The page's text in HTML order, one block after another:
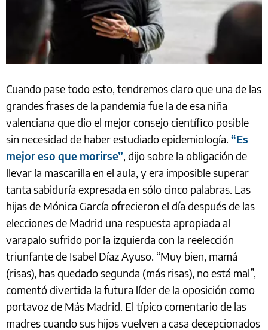
Cuando pase todo esto, tendremos claro que una de las
grandes frases de la pandemia fue la de esa niña
valenciana que dio el mejor consejo científico posible
sin necesidad de haber estudiado epidemiología. “Es
mejor eso que morirse”, dijo sobre la obligación de
llevar la mascarilla en el aula, y era imposible superar
tanta sabiduría expresada en sólo cinco palabras. Las
hijas de Mónica García ofrecieron el día después de las
elecciones de Madrid una respuesta apropiada al
varapalo sufrido por la izquierda con la reelección
triunfante de Isabel Díaz Ayuso. “Muy bien, mamá
(risas), has quedado segunda (más risas), no está mal”,
comentó divertida la futura líder de la oposición como
portavoz de Más Madrid. El típico comentario de las
madres cuando sus hijos vuelven a casa decepcionados